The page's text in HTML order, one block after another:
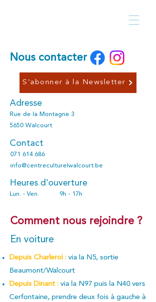
Nous contacter
S'abonner à la Newsletter
Adresse
Rue de la Montagne 3
5650 Walcourt
Contact
071 614 686
info@centreculturelwalcourt.be
Heures d'ouverture
Lun. - Ven. 9h - 17h
Comment nous rejoindre ?
En voiture
Depuis Charleroi : via la N5, sortie
Beaumont/Walcourt
Depuis Dinant : via la N97 puis la N40 vers
Cerfontaine, prendre deux fois à gauche à